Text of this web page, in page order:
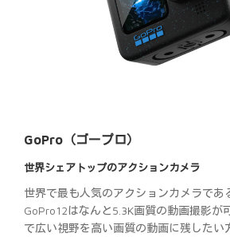
GoPro（ゴープロ）
世界シェアトップのアクションカメラ
世界で最も人気のアクションカメラであ
GoPro12はなんと5.3K画質の動画撮影が
で広い視野を高い画質の動画に残したい